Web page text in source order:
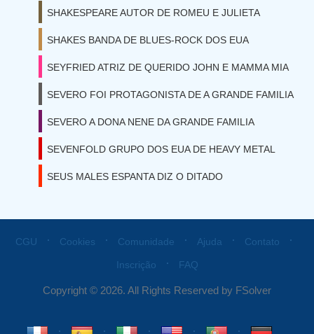
SHAKESPEARE AUTOR DE ROMEU E JULIETA
SHAKES BANDA DE BLUES-ROCK DOS EUA
SEYFRIED ATRIZ DE QUERIDO JOHN E MAMMA MIA
SEVERO FOI PROTAGONISTA DE A GRANDE FAMILIA
SEVERO A DONA NENE DA GRANDE FAMILIA
SEVENFOLD GRUPO DOS EUA DE HEAVY METAL
SEUS MALES ESPANTA DIZ O DITADO
CGU ⋅ Cookies ⋅ Comunidade ⋅ Ajuda ⋅ Contato ⋅
Inscrição ⋅ FAQ
Copyright © 2026. All Rights Reserved by FSolver